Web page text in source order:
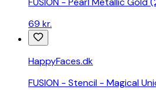
69 kr.
HappyFaces.dk
FUSION - Stencil - Magical